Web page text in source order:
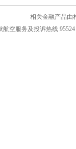
相关金融产品由
空服务及投诉热线